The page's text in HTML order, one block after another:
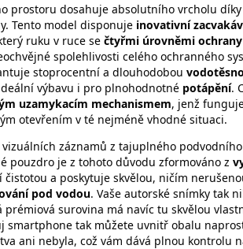
prostoru dosahuje absolutního vrcholu
Tento model disponuje inovativní
ruku v ruce se čtyřmi úrovněmi ochrany
spolehlivosti celého ochranného
stoprocentní a dlouhodobou
výbavu i pro plnohodnotné potápění.
uzamykacím mechanismem, jenž
otevřením v té nejméně vhodné situaci.
záznamů z tajuplného
pouzdro je z tohoto důvodu zformováno z
a poskytuje skvělou, ničím
pod vodou. Vaše autorské snímky tak
prémiová surovina má navíc tu skvělou
smartphone tak můžete uvnitř obalu
ani nebyla, což vám dává plnou kontrolu